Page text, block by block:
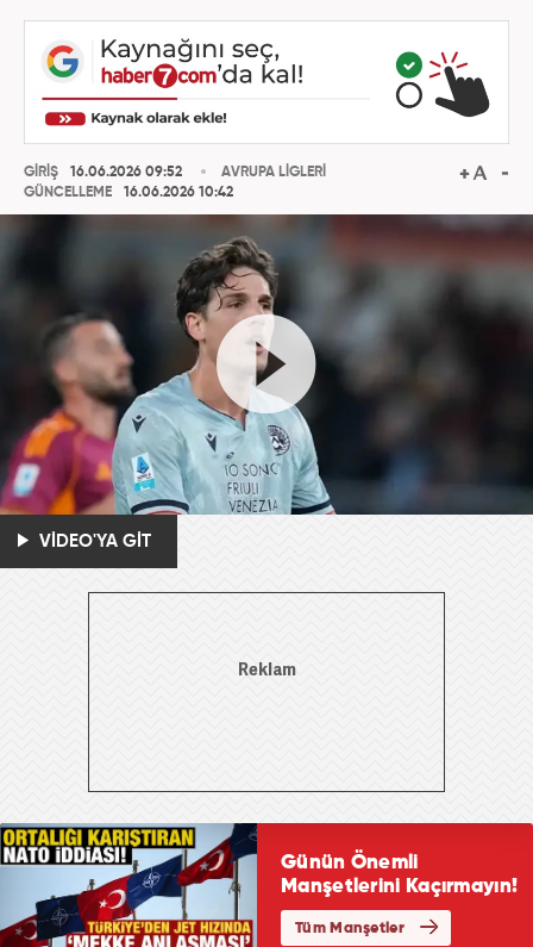
GİRİŞ
16.06.2026 09:52
GÜNCELLEME
16.06.2026 10:42
AVRUPA LİGLERİ
VİDEO'YA GİT